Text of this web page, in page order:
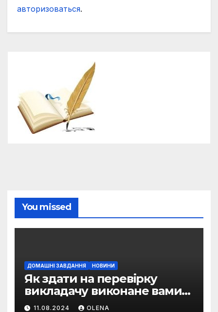
авторизоваться.
You missed
ДОМАШНІ ЗАВДАННЯ НОВИНИ
Як здати на перевірку
викладачу виконане вами
домашнє завдання
11.08.2024 OLENA